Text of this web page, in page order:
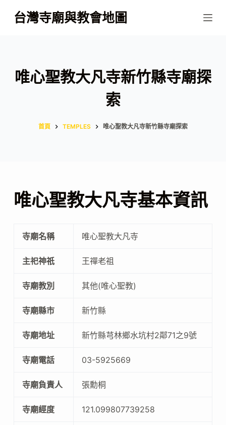
跳
至
容
台灣寺廟與教會地圖
唯心聖教大凡寺新竹縣寺廟探
索
首頁 TEMPLES 唯心聖教大凡寺新竹縣寺廟探索
唯心聖教大凡寺基本資訊
寺廟名稱 唯心聖教大凡寺
主祀神祇 王禪老祖
寺廟教別 其他(唯心聖教)
寺廟縣市 新竹縣
寺廟地址 新竹縣芎林鄉水坑村2鄰71之9號
寺廟電話 03-5925669
寺廟負責人 張勳桐
寺廟經度 121.099807739258